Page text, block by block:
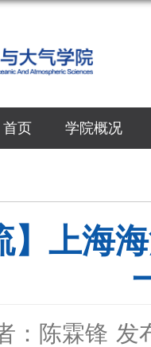
首页 学院概况
】上海
：陈霖锋 发